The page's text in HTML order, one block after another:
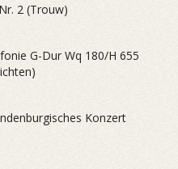
2 (Trouw)
G-Dur Wq 180/H 655
Konzert